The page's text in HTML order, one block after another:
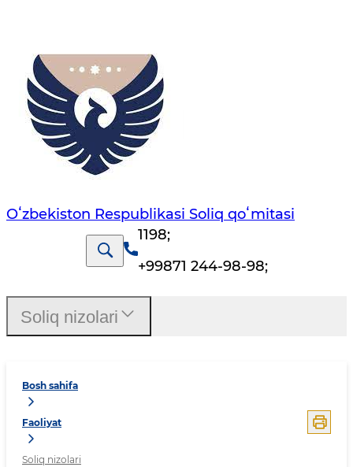
Oʻzbekiston Respublikasi Soliq qoʻmitasi
1198;
+99871 244-98-98;
Bosh sahifa
Faoliyat
Soliq nizolari
Soliq nizolari